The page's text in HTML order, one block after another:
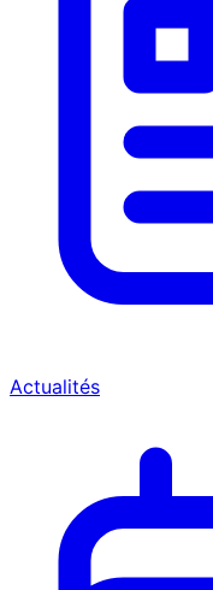
Actualités